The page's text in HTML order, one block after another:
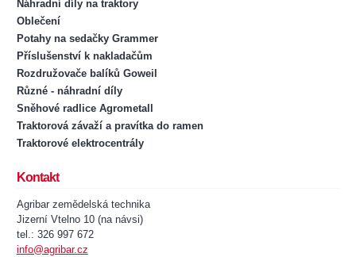
Náhradní díly na traktory
Oblečení
Potahy na sedačky Grammer
Příslušenství k nakladačům
Rozdružovače balíků Goweil
Různé - náhradní díly
Sněhové radlice Agrometall
Traktorová závaží a pravítka do ramen
Traktorové elektrocentrály
Kontakt
Agribar zemědelská technika
Jizerní Vtelno 10 (na návsi)
tel.: 326 997 672
info@agribar.cz